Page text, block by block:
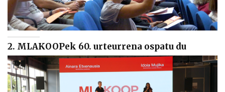
2. MLAKOOPek 60. urteurrena ospatu du